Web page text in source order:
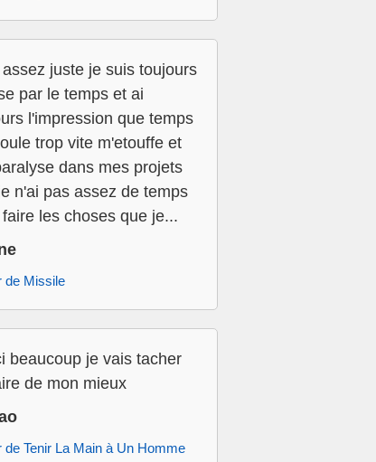
juste je suis toujours
par le temps et ai
l'impression que temps
trop vite m'etouffe et
dans mes projets
n'ai pas assez de temps
les choses que je...
de Missile
beaucoup je vais tacher
de mon mieux
de Tenir La Main à Un Homme